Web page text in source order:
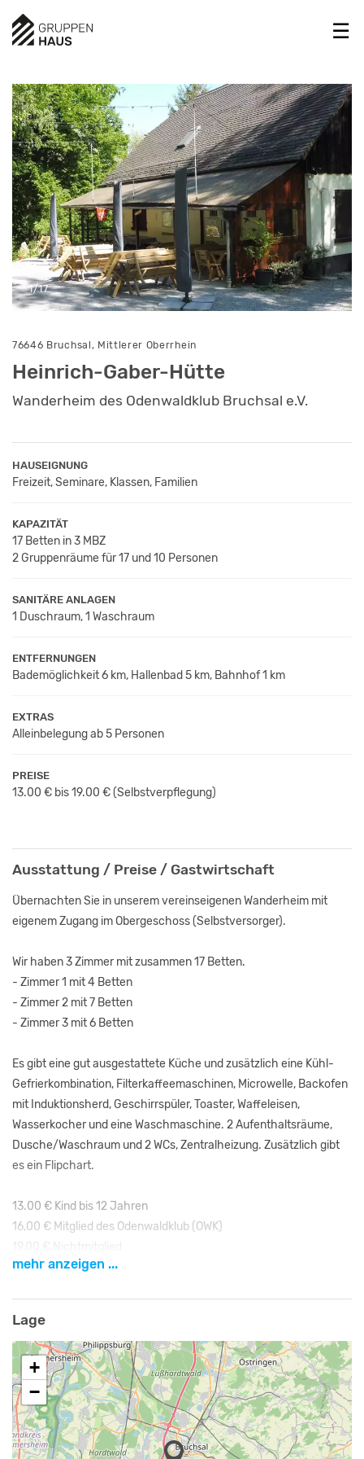
1/17
76646 Bruchsal, Mittlerer Oberrhein
Heinrich-Gaber-Hütte
Wanderheim des Odenwaldklub Bruchsal e.V.
HAUSEIGNUNG
Freizeit, Seminare, Klassen, Familien
KAPAZITÄT
17 Betten in 3 MBZ
2 Gruppenräume für 17 und 10 Personen
SANITÄRE ANLAGEN
1 Duschraum, 1 Waschraum
ENTFERNUNGEN
Bademöglichkeit 6 km, Hallenbad 5 km, Bahnhof 1 km
EXTRAS
Alleinbelegung ab 5 Personen
PREISE
13.00 € bis 19.00 €(Selbstverpflegung)
Ausstattung / Preise / Gastwirtschaft
Übernachten Sie in unserem vereinseigenen Wanderheim mit
eigenem Zugang im Obergeschoss (Selbstversorger).
Wir haben 3 Zimmer mit zusammen 17 Betten.
- Zimmer 1 mit 4 Betten
- Zimmer 2 mit 7 Betten
- Zimmer 3 mit 6 Betten
Es gibt eine gut ausgestattete Küche und zusätzlich eine Kühl-
Gefrierkombination, Filterkaffeemaschinen, Microwelle, Backofen
mit Induktionsherd, Geschirrspüler, Toaster, Waffeleisen,
Wasserkocher und eine Waschmaschine. 2 Aufenthaltsräume,
Dusche/Waschraum und 2 WCs, Zentralheizung. Zusätzlich gibt
es ein Flipchart.
13.00 € Kind bis 12 Jahren
16,00 € Mitglied des Odenwaldklub (OWK)
100,00 € Anzahlung
inkl.. Haustiere sind nicht gestattet. Auch bei kleineren Gruppen
findet keine weitere Belegung statt.
Im Erdgeschoss befindet sich unsere verpachtete Gastwirtschaft
die "Odenwaldhütte". Reservierung unter Telefon: 07251 88994.
Bitte frühzeitig reservieren!
Öffnungszeiten:
mehr anzeigen ...
Lage
+
−